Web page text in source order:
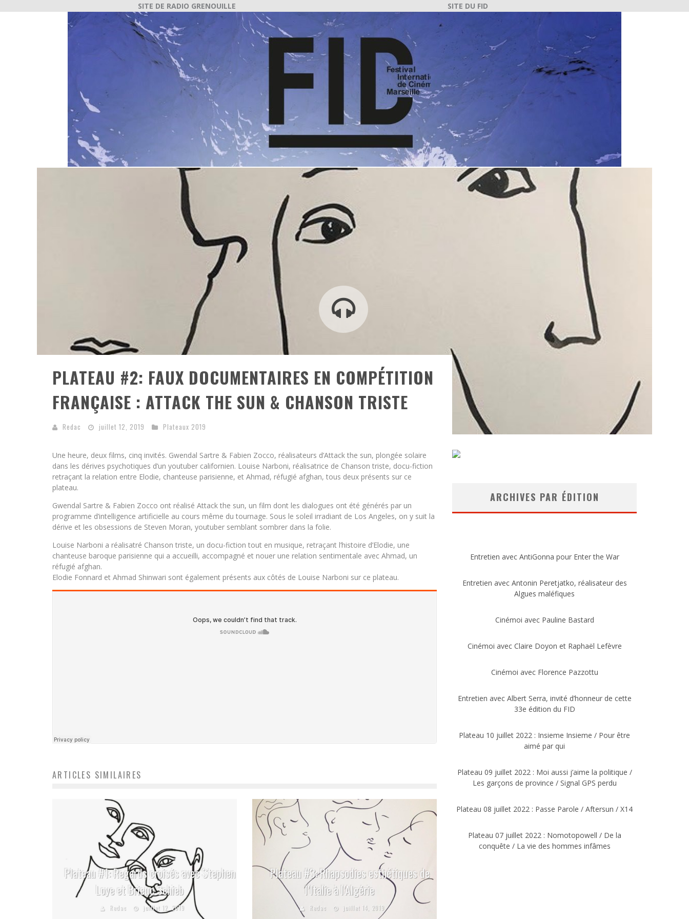
SITE DE RADIO GRENOUILLE SITE DU FID
PLATEAU #2: FAUX DOCUMENTAIRES EN COMPÉTITION
FRANÇAISE : ATTACK THE SUN & CHANSON TRISTE
Redac juillet 12, 2019 Plateaux 2019
Une heure, deux films, cinq invités. Gwendal Sartre & Fabien Zocco, réalisateurs d’Attack the sun, plongée solaire
dans les dérives psychotiques d’un youtuber californien. Louise Narboni, réalisatrice de Chanson triste, docu-fiction
retraçant la relation entre Elodie, chanteuse parisienne, et Ahmad, réfugié afghan, tous deux présents sur ce
plateau.
Gwendal Sartre & Fabien Zocco ont réalisé Attack the sun, un film dont les dialogues ont été générés par un
programme d’intelligence artificielle au cours même du tournage. Sous le soleil irradiant de Los Angeles, on y suit la
dérive et les obsessions de Steven Moran, youtuber semblant sombrer dans la folie.
Louise Narboni a réalisatré Chanson triste, un docu-fiction tout en musique, retraçant l’histoire d’Elodie, une
chanteuse baroque parisienne qui a accueilli, accompagné et nouer une relation sentimentale avec Ahmad, un
réfugié afghan.
Elodie Fonnard et Ahmad Shinwari sont également présents aux côtés de Louise Narboni sur ce plateau.
ARTICLES SIMILAIRES
Plateau #1: Regards croisés avec Stephen
Loye et Brieuc Schieb
Redac juillet 12, 2019
Plateau #3: Rhapsodies esthétiques de
l’Italie à l’Algérie
Redac juillet 14, 2019
ARCHIVES PAR ÉDITION
Entretien avec AntiGonna pour Enter the War
Entretien avec Antonin Peretjatko, réalisateur des
Algues maléfiques
Cinémoi avec Pauline Bastard
Cinémoi avec Claire Doyon et Raphaël Lefèvre
Cinémoi avec Florence Pazzottu
Entretien avec Albert Serra, invité d’honneur de cette
33e édition du FID
Plateau 10 juillet 2022 : Insieme Insieme / Pour être
aimé par qui
Plateau 09 juillet 2022 : Moi aussi j’aime la politique /
Les garçons de province / Signal GPS perdu
Plateau 08 juillet 2022 : Passe Parole / Aftersun / X14
Plateau 07 juillet 2022 : Nomotopowell / De la
conquête / La vie des hommes infâmes